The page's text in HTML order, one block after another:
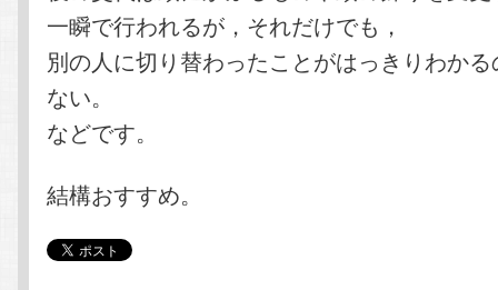
一瞬で行われるが，それだけでも，
別の人に切り替わったことがはっきりわか
ない。
などです。
結構おすすめ。